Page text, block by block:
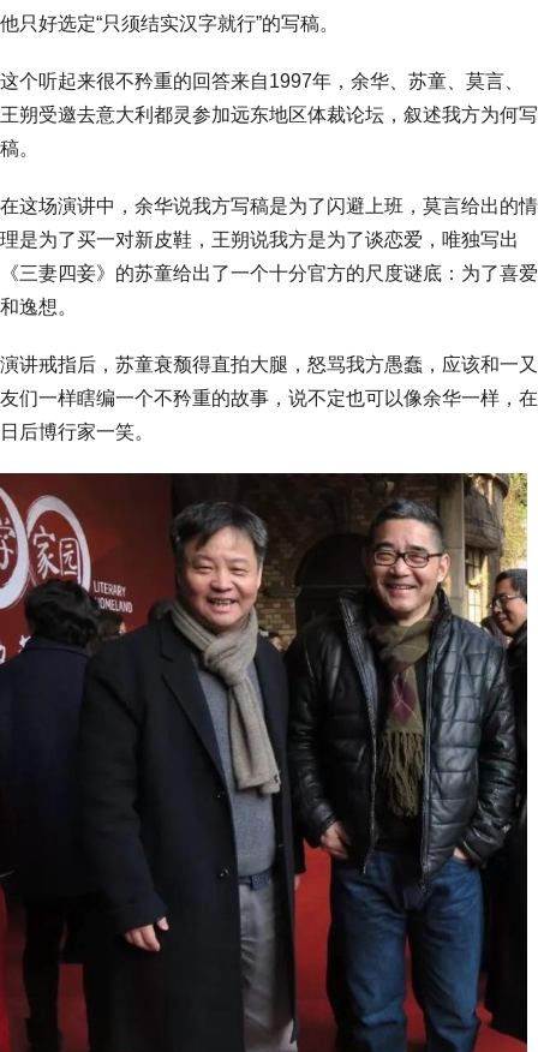
他只好选定“只须结实汉字就行”的写稿。
这个听起来很不矜重的回答来自1997年，余华、苏童、莫言、
王朔受邀去意大利都灵参加远东地区体裁论坛，叙述我方为何写
稿。
在这场演讲中，余华说我方写稿是为了闪避上班，莫言给出的情
理是为了买一对新皮鞋，王朔说我方是为了谈恋爱，唯独写出
《三妻四妾》的苏童给出了一个十分官方的尺度谜底：为了喜爱
和逸想。
演讲戒指后，苏童衰颓得直拍大腿，怒骂我方愚蠢，应该和一又
友们一样瞎编一个不矜重的故事，说不定也可以像余华一样，在
日后博行家一笑。